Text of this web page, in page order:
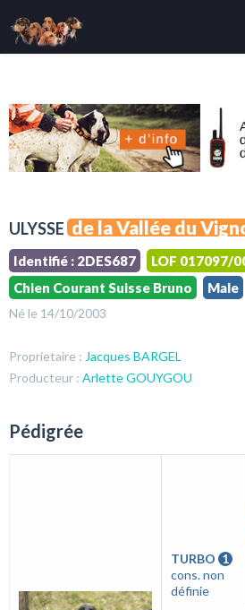
ULYSSE de la Vallée du
Identifié : 2DES687
LOF 017097/
Chien Courant Suisse Bruno
Male
Né le 14/10/2003
Proprietaire : Jacques BARGEL
Producteur : Arlette GOUYGOU
Pédigrée
TURBO 1
cons. non
définie